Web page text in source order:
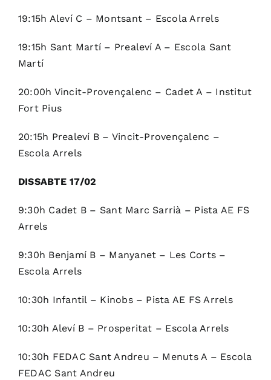
19:15h Aleví C – Montsant – Escola Arrels
19:15h Sant Martí – Prealeví A – Escola Sant
Martí
20:00h Vincit-Provençalenc – Cadet A – Institut
Fort Pius
20:15h Prealeví B – Vincit-Provençalenc –
Escola Arrels
DISSABTE 17/02
9:30h Cadet B – Sant Marc Sarrià – Pista AE FS
Arrels
9:30h Benjamí B – Manyanet – Les Corts –
Escola Arrels
10:30h Infantil – Kinobs – Pista AE FS Arrels
10:30h Aleví B – Prosperitat – Escola Arrels
10:30h FEDAC Sant Andreu – Menuts A – Escola
FEDAC Sant Andreu